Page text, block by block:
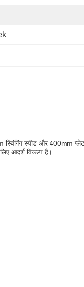
स्विंगिंग स्पीड और 400mm
आदर्श विकल्प है।